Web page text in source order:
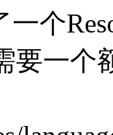
个
要一